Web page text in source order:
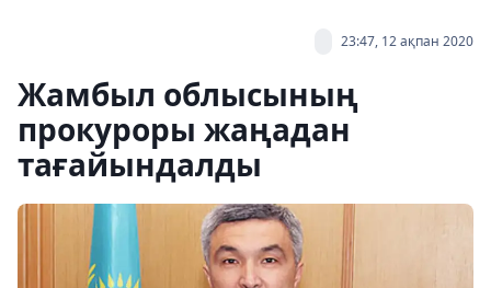
23:47, 12 ақпан 2020
Жамбыл облысының
прокуроры жаңадан
тағайындалды